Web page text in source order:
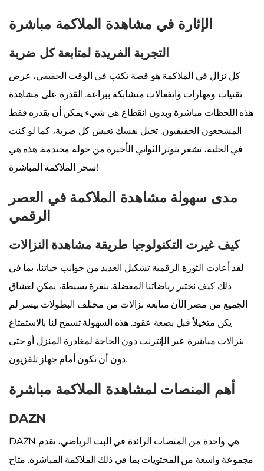
الإثارة في مشاهدة الملاكمة مباشرة
التجربة الفريدة لمتابعة كل ضربة
كل نزال في الملاكمة هو قصة تكتب في الوقت الحقيقي، عرض
تقنيات ومهارات وانفعالات متشابكة ببراعة. القدرة على مشاهدة
هذه اللحظات مباشرة وبدون انقطاع هي شيء يمكن أن يقدره فقط
المشجعون الحقيقيون. تخيل نفسك تعيش كل ضربة، كما لو كنت
في الحلبة، تشعر بتوتر الثواني الأخيرة من جولة محتدمة. هذه هي
سحر الملاكمة المباشرة!
مدى سهولة مشاهدة الملاكمة في العصر
الرقمي
كيف غيرت التكنولوجيا طريقة مشاهدة النزالات
لقد أعادت الثورة الرقمية تشكيل العديد من جوانب حياتنا، بما في
ذلك كيف نختبر رياضاتنا المفضلة. بنقرة بسيطة، يمكن لعشاق
الجميع من مصر الآن متابعة نزالات من مختلف البطولات بيسر لم
يكن متخيلاً قبل بضعة عقود. هذه السهولة تسمح لنا بالاستمتاع
بنزالات مباشرة عبر الإنترنت دون الحاجة لمغادرة المنزل أو حتى
دون أن نكون أمام جهاز تلفزيون.
أهم المنصات لمشاهدة الملاكمة مباشرة
DAZN
DAZN هي واحدة من المنصات الرائدة في البث الرياضي، تقدم
مجموعة واسعة من المحتويات بما في ذلك الملاكمة المباشرة. متاح